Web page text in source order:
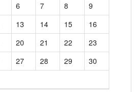
6 7 8
9
13 14 15
16
20 21 22
23
27 28 29
30